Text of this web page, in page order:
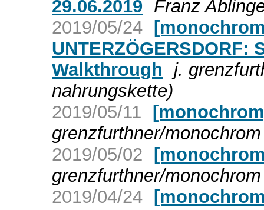
29.06.2019 Franz
2019/05/24
UNTERZÖGERSDORF:
Walkthrough j.
nahrungskette)
2019/05/11
grenzfurthner/
2019/05/02
grenzfurthner/
2019/04/24